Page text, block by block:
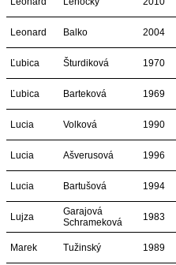
Leonard Balko 2004
Ľubica Šturdiková 1970
Ľubica Barteková 1969
Lucia Volková 1990
Lucia Ašverusová 1996
Lucia Bartušová 1994
Lujza
Garajová
Schrameková
1983
Marek Tužinský 1989